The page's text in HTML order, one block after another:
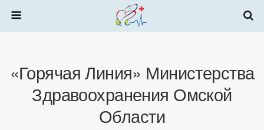
«Горячая Линия» Министерства
Здравоохранения Омской
Области